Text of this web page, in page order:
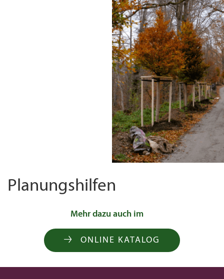
Planungshilfen
Mehr dazu auch im
ONLINE KATALOG